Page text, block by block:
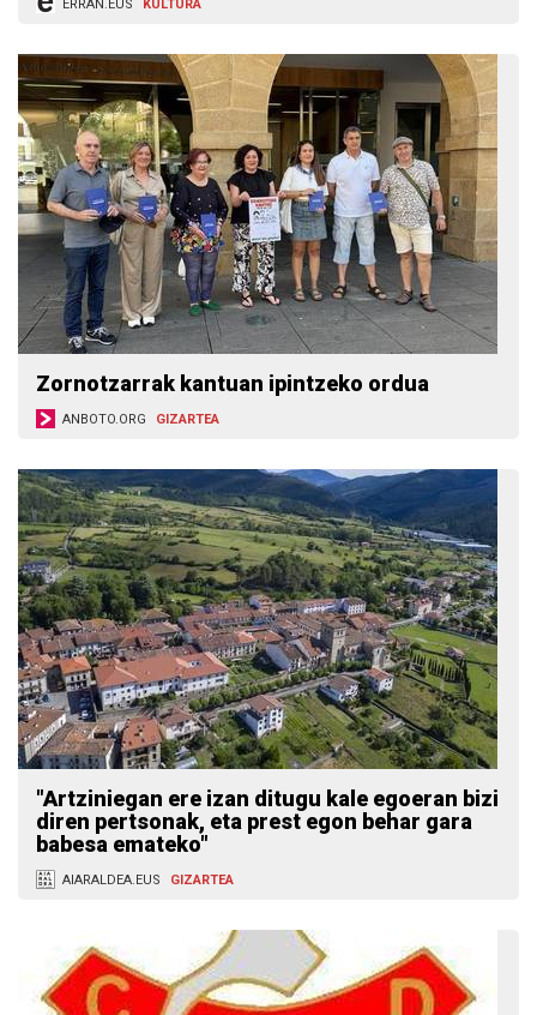
ERRAN.EUS KULTURA
Zornotzarrak kantuan ipintzeko ordua
ANBOTO.ORG GIZARTEA
"Artziniegan ere izan ditugu kale egoeran bizi
diren pertsonak, eta prest egon behar gara
babesa emateko"
AIARALDEA.EUS GIZARTEA